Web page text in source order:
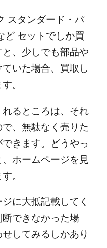
スタンダード・パ
ど セットでしか買
、少しでも部品や
いた場合、買取し
。
るところは、それ
、無駄なく売りた
きます。
どうやっ
ホームページを見
。
に大抵記載してく
断できなかった場
してみるしかあり